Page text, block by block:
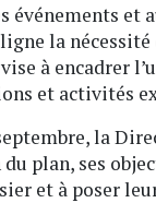
événements
la
à encadrer
et activités
la
plan, ses
et à poser